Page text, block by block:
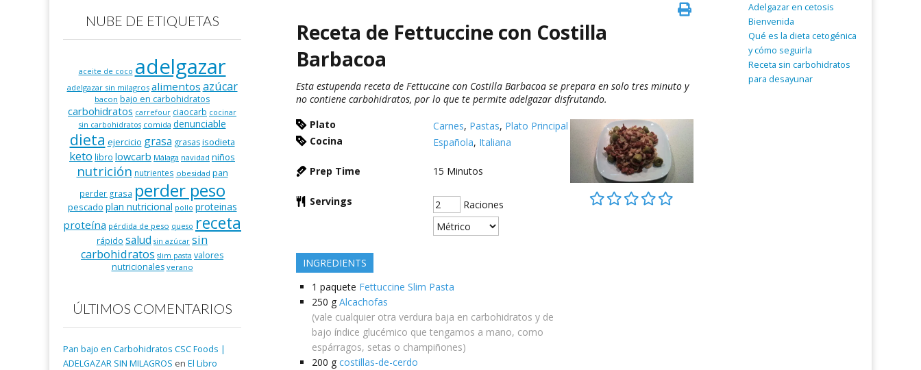
Receta de Fettuccine con Costilla
Barbacoa
Esta estupenda receta de Fettuccine con Costilla Barbacoa se prepara en solo tres minuto y
no contiene carbohidratos, por lo que te permite adelgazar disfrutando.
Plato
Carnes, Pastas, Plato Principal
Cocina
Española, Italiana
Prep Time 15 Minutos
Servings Raciones
INGREDIENTS
1 paquete Fettuccine Slim Pasta
250 g Alcachofas
(vale cualquier otra verdura baja en carbohidratos y de
bajo índice glucémico que tengamos a mano, como
espárragos, setas o champiñones)
200 g costillas-de-cerdo
NUBE DE ETIQUETAS
aceite de coco adelgazar
adelgazar sin milagros alimentos azúcar
bacon bajo en carbohidratos
carbohidratos carrefour ciaocarb cocinar
sin carbohidratos comida denunciable
dieta ejercicio grasa grasas isodieta
keto libro lowcarb Málaga navidad niños
nutrición nutrientes obesidad pan
perder grasa perder peso
pescado plan nutricional pollo proteinas
proteína pérdida de peso queso receta
rápido salud sin azúcar sin
carbohidratos slim pasta valores
nutricionales verano
ÚLTIMOS COMENTARIOS
Pan bajo en Carbohidratos CSC Foods |
ADELGAZAR SIN MILAGROS en El Libro
Adelgazar en cetosis
Bienvenida
Qué es la dieta cetogénica
y cómo seguirla
Receta sin carbohidratos
para desayunar